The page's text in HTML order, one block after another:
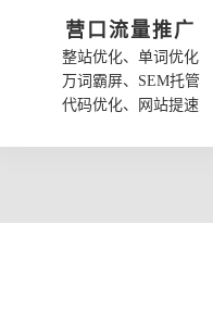
营口流量推广
整站优化、单词优化
万词霸屏、SEM托管
代码优化、网站提速